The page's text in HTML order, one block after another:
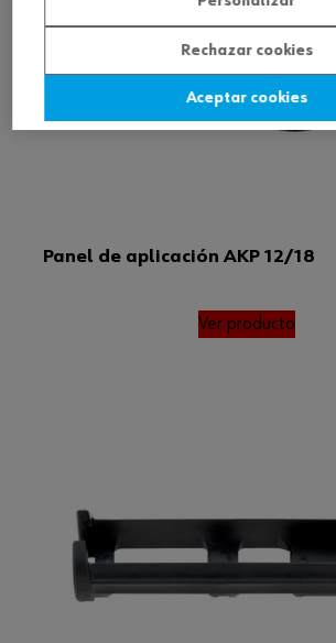
Panel de aplicación AKP 12/18
Ver producto
Rechazar cookies
Aceptar cookies